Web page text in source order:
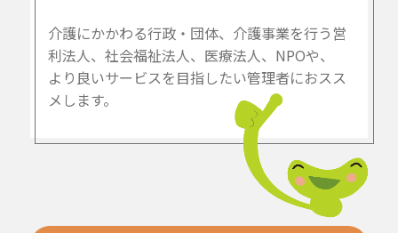
介護にかかわる行政・団体、介護事業を行う営
利法人、社会福祉法人、医療法人、NPOや、
より良いサービスを目指したい管理者におスス
メします。